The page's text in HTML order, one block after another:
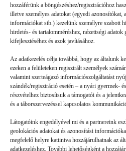
hozzáférünk a böngészéshez/regisztrációhoz
illetve személyes adatokat (egyedi azonosítókat,
információkat stb.) kezelünk személyre szabott
hirdetés- és tartalomméréshez, nézettségi
kifejlesztéséhez és azok javításához.
Az adatkezelés célja továbbá, hogy az általunk
ezeken a felületeken regisztrált személyek
valamint szerteágazó információszolgáltatást
szándék/regisztráció esetén – a nyári gyermek-
részvételhez biztosítsuk a támogatói és a
és a táborszervezéssel kapcsolatos
Látogatóink engedélyével mi és a partnereink
geolokációs adatokat és azonosítási
megfelelő helyre kattintva hozzájárulhatnak az
adatkezeléshez. További lehetőségként a